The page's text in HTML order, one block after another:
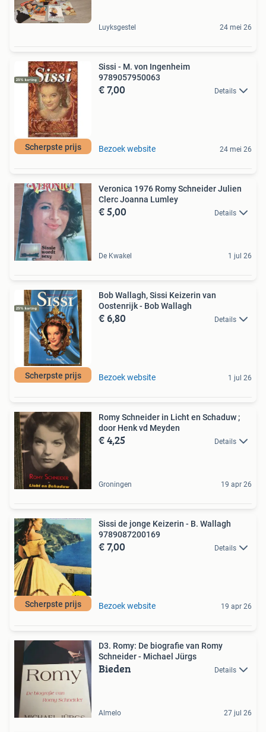
Luyksgestel 24 mei 26
Scherpste prijs
Sissi - M. von Ingenheim
9789057950063
€ 7,00 Details
Bezoek website 24 mei 26
Veronica 1976 Romy Schneider Julien
Clerc Joanna Lumley
€ 5,00 Details
De Kwakel 1 jul 26
Scherpste prijs
Bob Wallagh, Sissi Keizerin van
Oostenrijk - Bob Wallagh
€ 6,80 Details
Bezoek website 1 jul 26
Romy Schneider in Licht en Schaduw ;
door Henk vd Meyden
€ 4,25 Details
Groningen 19 apr 26
Scherpste prijs
Sissi de jonge Keizerin - B. Wallagh
9789087200169
€ 7,00 Details
Bezoek website 19 apr 26
D3. Romy: De biografie van Romy
Schneider - Michael Jürgs
Bieden Details
Almelo 27 jul 26